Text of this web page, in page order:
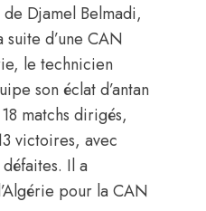
Djamel Belmadi,
d’une CAN
le technicien
son éclat d’antan
matchs dirigés,
victoires, avec
Il a
pour la CAN